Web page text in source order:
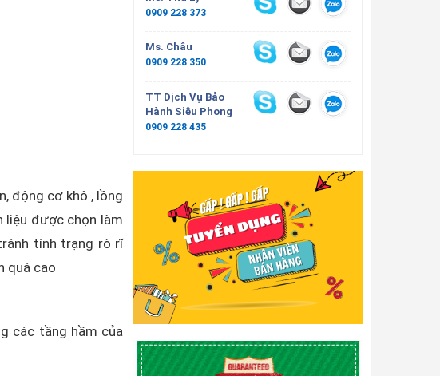
động cơ khô , lồng
liệu được chọn làm
tính trạng rò rĩ
quá cao
các tầng hầm của
0909 228 373
Ms. Châu
0909 228 350
TT Dịch Vụ Bảo
Hành Siêu Phong
0909 228 435